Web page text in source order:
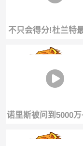
不只会得分!杜兰特
被忽略的温柔，这份
情缘太难得
诺里斯被问到5000
总冠军戒指，还是哈